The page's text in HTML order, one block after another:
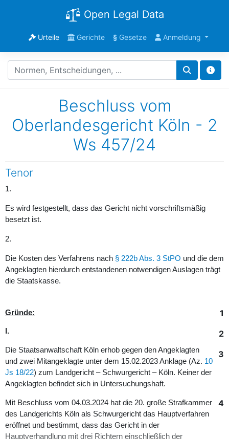
Open Legal Data
Urteile Gerichte §Gesetze Anmeldung
Beschluss vom
Oberlandesgericht Köln - 2
Ws 457/24
Tenor
1.
Es wird festgestellt, dass das Gericht nicht vorschriftsmäßig
besetzt ist.
2.
Die Kosten des Verfahrens nach § 222b Abs. 3 StPO und die dem
Angeklagten hierdurch entstandenen notwendigen Auslagen trägt
die Staatskasse.
1
Gründe:
2
I.
3
Die Staatsanwaltschaft Köln erhob gegen den Angeklagten
und zwei Mitangeklagte unter dem 15.02.2023 Anklage (Az. 10
Js 18/22) zum Landgericht – Schwurgericht – Köln. Keiner der
Angeklagten befindet sich in Untersuchungshaft.
4
Mit Beschluss vom 04.03.2024 hat die 20. große Strafkammer
des Landgerichts Köln als Schwurgericht das Hauptverfahren
eröffnet und bestimmt, dass das Gericht in der
Hauptverhandlung mit drei Richtern einschließlich der